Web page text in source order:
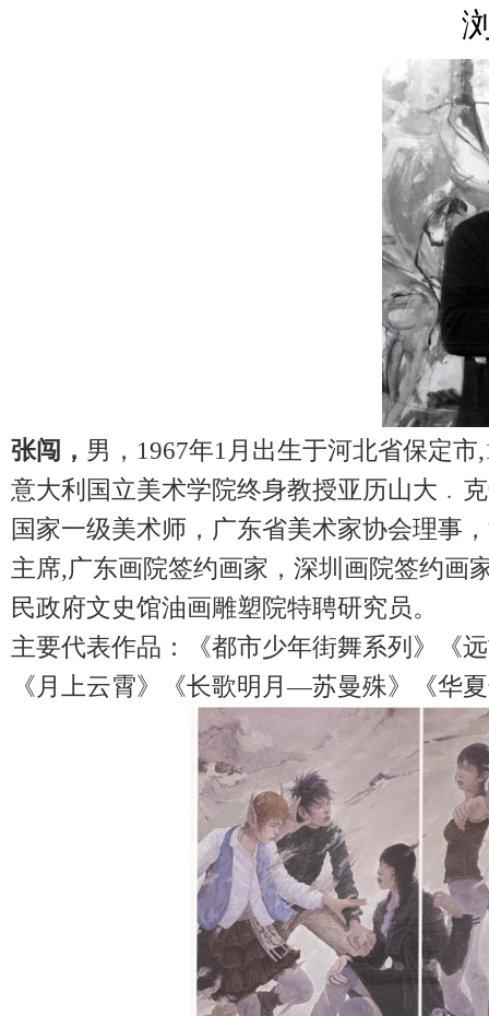
浏
张闯， 男， 1967年1 月出生于河北省保定市
意大利国立美术学院终身教授亚历山大﹒
国家一级美术师，广东省美术家协会理事
主席,广东画院签约画家，深圳画院签约画
民政府文史馆油画雕塑院特聘研究员。
主要代表作品：《都市少年街舞系列》《
《月上云霄》《长歌明月—苏曼殊》《华